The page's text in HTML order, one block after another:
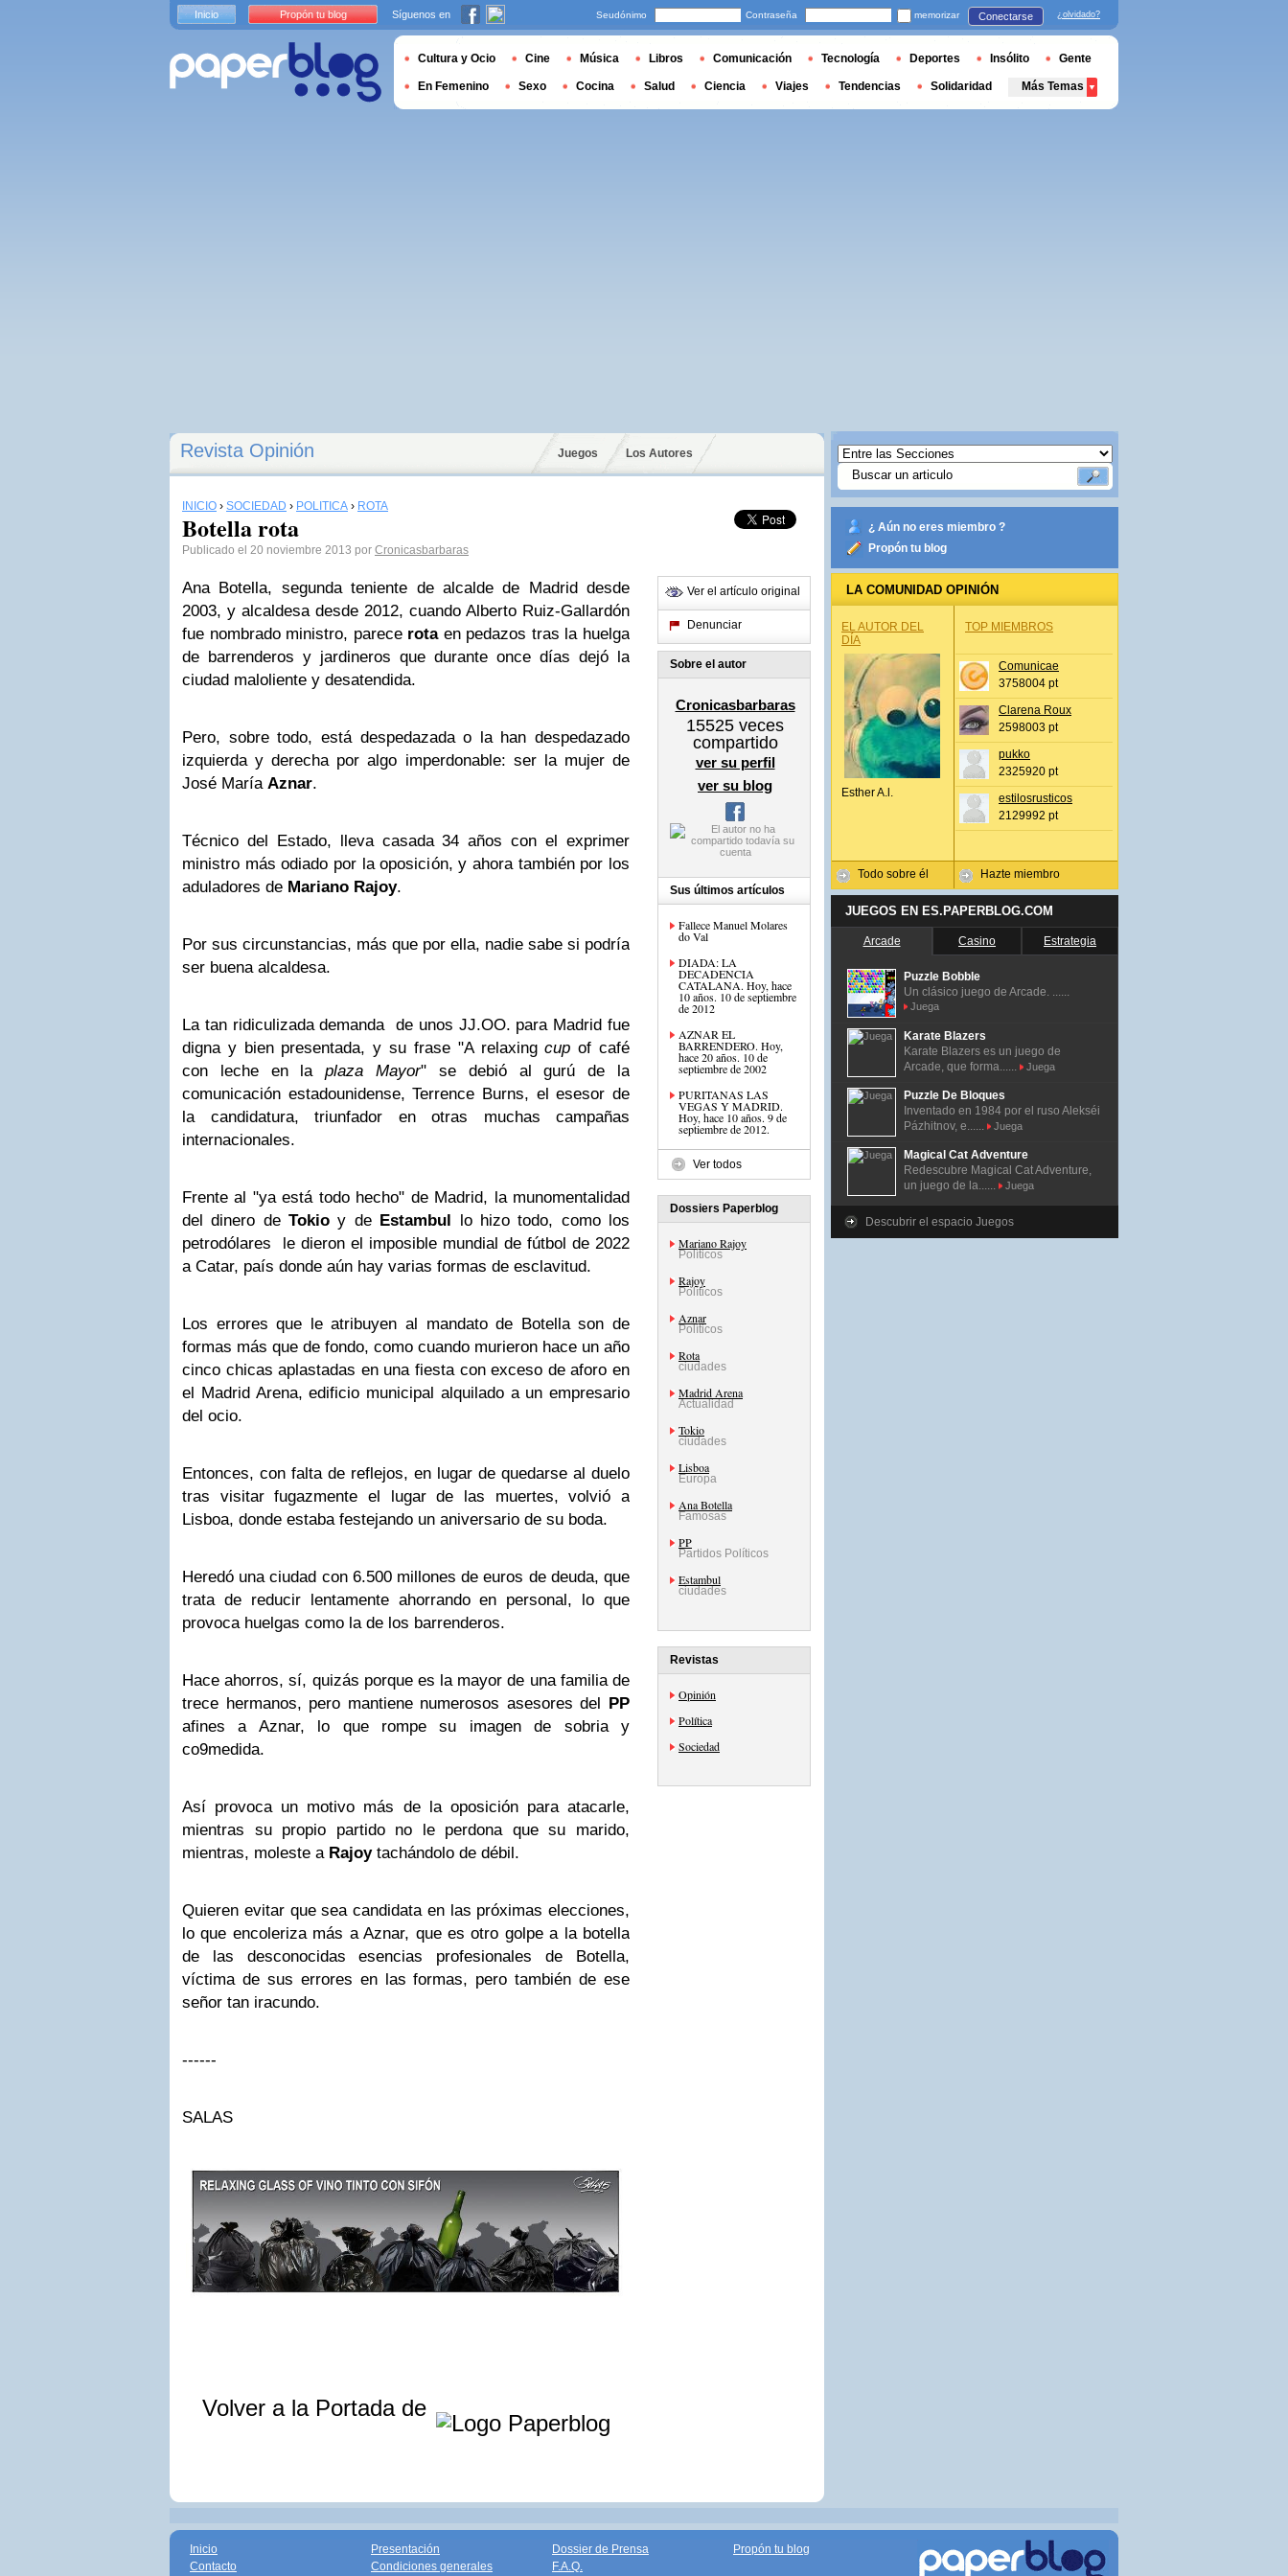
Revista Opinión Juegos Los Autores
INICIO › SOCIEDAD › POLÍTICA › ROTA
Botella rota
Publicado el 20 noviembre 2013 por Cronicasbarbaras
Ana Botella, segunda teniente de alcalde de Madrid desde
2003, y alcaldesa desde 2012, cuando Alberto Ruiz-Gallardón
fue nombrado ministro, parece rotaen pedazos tras la huelga
de barrenderos y jardineros que durante once días dejó la
ciudad maloliente y desatendida.
Pero, sobre todo, está despedazada o la han despedazado
izquierda y derecha por algo imperdonable: ser la mujer de
José María Aznar.
Técnico del Estado, lleva casada 34 años con el exprimer
ministro más odiado por la oposición, y ahora también por los
aduladores de Mariano Rajoy.
Por sus circunstancias, más que por ella, nadie sabe si podría
ser buena alcaldesa.
La tan ridiculizada demanda de unos JJ.OO. para Madrid fue
digna y bien presentada, y su frase "A relaxingcup of café
con leche en laplaza Mayor" se debió al gurú de la
comunicación estadounidense, Terrence Burns, el esesor de
la candidatura, triunfador en otras muchas campañas
internacionales.
Frente al "ya está todo hecho" de Madrid, la munomentalidad
del dinero deTokio y de Estambul lo hizo todo, como los
petrodólares le dieron el imposible mundial de fútbol de 2022
a Catar, país donde aún hay varias formas de esclavitud.
Los errores que le atribuyen al mandato de Botella son de
formas más que de fondo, como cuando murieron hace un año
cinco chicas aplastadas en una fiesta con exceso de aforo en
el Madrid Arena, edificio municipal alquilado a un empresario
del ocio.
Entonces, con falta de reflejos, en lugar de quedarse al duelo
tras visitar fugazmente el lugar de las muertes, volvió a
Lisboa, donde estaba festejando un aniversario de su boda.
Heredó una ciudad con 6.500 millones de euros de deuda, que
trata de reducir lentamente ahorrando en personal, lo que
provoca huelgas como la de los barrenderos.
Hace ahorros, sí, quizás porque es la mayor de una familia de
trece hermanos, pero mantiene numerosos asesores del PP
afines a Aznar, lo que rompe su imagen de sobria y
co9medida.
Así provoca un motivo más de la oposición para atacarle,
mientras su propio partido no le perdona que su marido,
mientras, moleste a Rajoytachándolo de débil.
Quieren evitar que sea candidata en las próximas elecciones,
lo que encoleriza más a Aznar, que es otro golpe a la botella
de las desconocidas esencias profesionales de Botella,
víctima de sus errores en las formas, pero también de ese
señor tan iracundo.
------
SALAS
Volver a la Portada de
Ver el artículo original
Denunciar
Sobre el autor
Cronicasbarbaras
15525 veces
compartido
ver su perfil
ver su blog
Sus últimos artículos
Fallece Manuel Molares
do Val
DIADA: LA
DECADENCIA
CATALANA. Hoy, hace
10 años. 10 de septiembre
de 2012
AZNAR EL
BARRENDERO. Hoy,
hace 20 años. 10 de
septiembre de 2002
PURITANAS LAS
VEGAS Y MADRID.
Hoy, hace 10 años. 9 de
septiembre de 2012.
Ver todos
Dossiers Paperblog
Mariano Rajoy
Políticos
Rajoy
Políticos
Aznar
Políticos
Rota
ciudades
Madrid Arena
Actualidad
Tokio
ciudades
Lisboa
Europa
Ana Botella
Famosas
PP
Partidos Políticos
Estambul
ciudades
Revistas
Opinión
Política
Sociedad
¿ Aún no eres miembro ?
Propón tu blog
LA COMUNIDAD OPINIÓN
EL AUTOR DEL
DÍA
Esther A.l.
Todo sobre él
TOP MIEMBROS
Comunicae
3758004 pt
Clarena Roux
2598003 pt
pukko
2325920 pt
estilosrusticos
2129992 pt
Hazte miembro
JUEGOS EN ES.PAPERBLOG.COM
Arcade Casino Estrategia
Puzzle Bobble
Un clásico juego de Arcade. ......
Juega
Karate Blazers
Karate Blazers es un juego de
Arcade, que forma......
Juega
Puzzle De Bloques
Inventado en 1984 por el ruso Alekséi
Pázhitnov, e......
Juega
Magical Cat Adventure
Redescubre Magical Cat Adventure,
un juego de la......
Juega
Descubrir el espacio Juegos
Inicio Propón tu blog Síguenos en Seudónimo Contraseña memorizar Conectarse ¿olvidado?
Cultura y Ocio Cine Música Libros Comunicación Tecnología Deportes Insólito Gente
En Femenino Sexo Cocina Salud Ciencia Viajes Tendencias Solidaridad Más Temas
Inicio
Contacto
Presentación
Condiciones generales
Dossier de Prensa
F.A.Q.
Propón tu blog